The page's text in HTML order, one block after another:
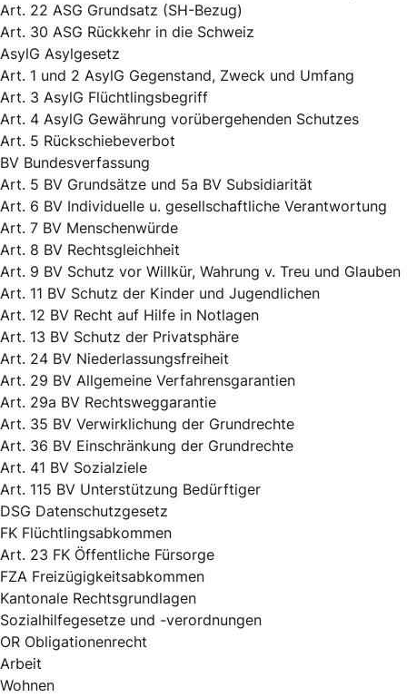
Art. 22 ASG Grundsatz (SH-Bezug)
Art. 30 ASG Rückkehr in die Schweiz
AsylG Asylgesetz
Art. 1 und 2 AsylG Gegenstand, Zweck und Umfang
Art. 3 AsylG Flüchtlingsbegriff
Art. 4 AsylG Gewährung vorübergehenden Schutzes
Art. 5 Rückschiebeverbot
BV Bundesverfassung
Art. 5 BV Grundsätze und 5a BV Subsidiarität
Art. 6 BV Individuelle u. gesellschaftliche Verantwortung
Art. 7 BV Menschenwürde
Art. 8 BV Rechtsgleichheit
Art. 9 BV Schutz vor Willkür, Wahrung v. Treu und Glauben
Art. 11 BV Schutz der Kinder und Jugendlichen
Art. 12 BV Recht auf Hilfe in Notlagen
Art. 13 BV Schutz der Privatsphäre
Art. 24 BV Niederlassungsfreiheit
Art. 29 BV Allgemeine Verfahrensgarantien
Art. 29a BV Rechtsweggarantie
Art. 35 BV Verwirklichung der Grundrechte
Art. 36 BV Einschränkung der Grundrechte
Art. 41 BV Sozialziele
Art. 115 BV Unterstützung Bedürftiger
DSG Datenschutzgesetz
FK Flüchtlingsabkommen
Art. 23 FK Öffentliche Fürsorge
FZA Freizügigkeitsabkommen
Kantonale Rechtsgrundlagen
Sozialhilfegesetze und -verordnungen
OR Obligationenrecht
Arbeit
Wohnen